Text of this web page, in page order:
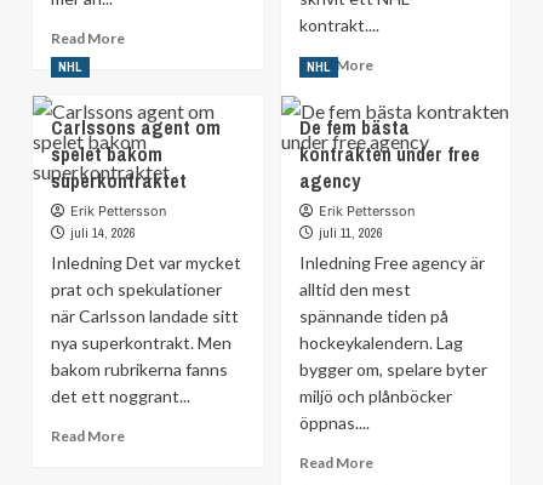
Read MoreRead
Celebrini
på
omslaget
NHL
27
kontrakt....
Read MoreRead
about
HV71:s
jättetalang
NHL
Carlssons agent om
spelet bakom
superkontraktet
Erik Pettersson
juli 14, 2026
Inledning Det var mycket
prat och spekulationer
när Carlsson landade sitt
nya superkontrakt. Men
bakom rubrikerna fanns
det ett noggrant...
Read MoreRead
NHL
De fem bästa
kontrakten under free
agency
Erik Pettersson
juli 11, 2026
Inledning Free agency är
alltid den mest
spännande tiden på
hockeykalendern. Lag
bygger om, spelare byter
miljö och plånböcker
öppnas....
Read MoreRead